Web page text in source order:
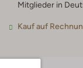
Mitglieder in
Kauf auf